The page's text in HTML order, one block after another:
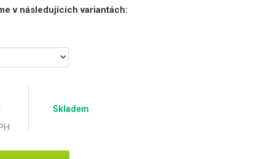
v následujících variantách:
Skladem